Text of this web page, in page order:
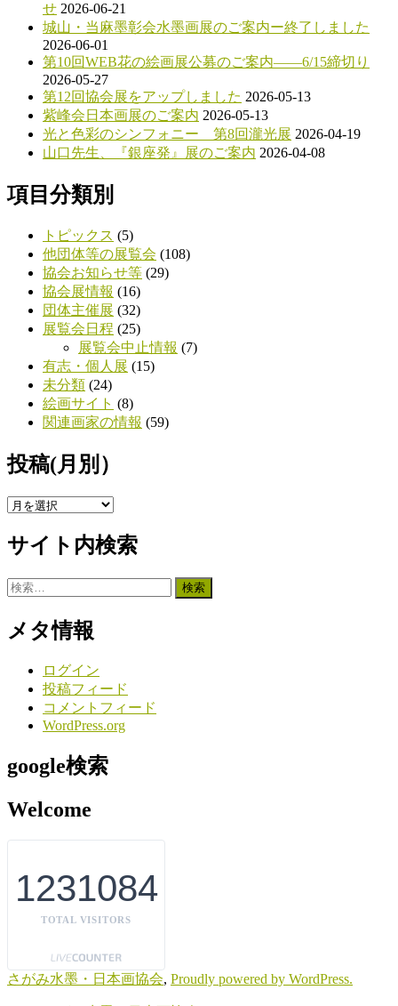
せ 2026-06-21
城山・当麻墨彰会水墨画展のご案内ー終了しました
2026-06-01
第10回WEB花の絵画展公募のご案内――6/15締切り
2026-05-27
第12回協会展をアップしました 2026-05-13
紫峰会日本画展のご案内 2026-05-13
光と色彩のシンフォニー 第8回瀧光展 2026-04-19
山口先生、『銀座発』展のご案内 2026-04-08
項目分類別
トピックス (5)
他団体等の展覧会 (108)
協会お知らせ等 (29)
協会展情報 (16)
団体主催展 (32)
展覧会日程 (25)
展覧会中止情報 (7)
有志・個人展 (15)
未分類 (24)
絵画サイト (8)
関連画家の情報 (59)
投稿(月別）
投
(月
別）
サイト内検索
検
メタ情報
ログイン
投稿フィード
コメントフィード
WordPress.org
google検索
Welcome
1231084
TOTAL VISITORS
さがみ水墨・日本画協会, Proudly powered by WordPress.